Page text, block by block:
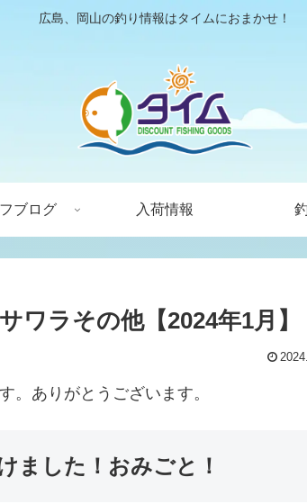
広島、岡山の釣り情報はタイムにおまかせ！
ブログ 入荷情報
ワラその他【2024年1月】
。ありがとうございます。
ました！おみごと！